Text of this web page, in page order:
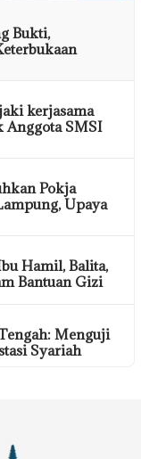
Bukti,
kerjasama
Anggota SMSI
Pokja
Upaya
Hamil, Balita,
Bantuan Gizi
Menguji
Syariah